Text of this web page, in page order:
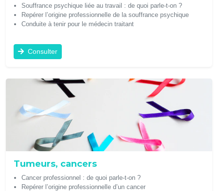
Souffrance psychique liée au travail : de quoi parle-t-on ?
Repérer l’origine professionnelle de la souffrance psychique
Conduite à tenir pour le médecin traitant
Consulter
Tumeurs, cancers
Cancer professionnel : de quoi parle-t-on ?
Repérer l’origine professionnelle d’un cancer